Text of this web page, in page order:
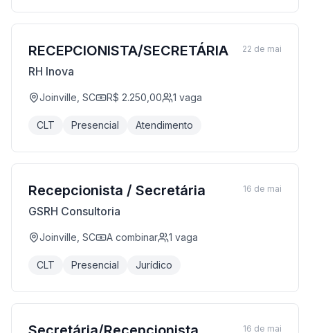
RECEPCIONISTA/SECRETÁRIA
RH Inova
Joinville, SC R$ 2.250,00 1 vaga
CLT Presencial Atendimento
22 de mai
Recepcionista / Secretária
GSRH Consultoria
Joinville, SC A combinar 1 vaga
CLT Presencial Jurídico
16 de mai
16 de mai